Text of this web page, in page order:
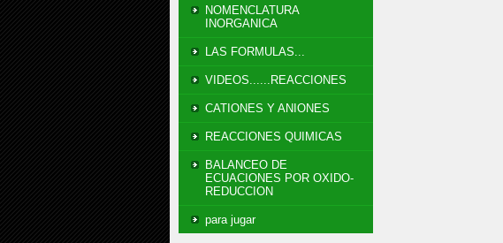
NOMENCLATURA
INORGANICA
LAS FORMULAS...
VIDEOS......REACCIONES
CATIONES Y ANIONES
REACCIONES QUIMICAS
BALANCEO DE
ECUACIONES POR OXIDO-
REDUCCION
para jugar